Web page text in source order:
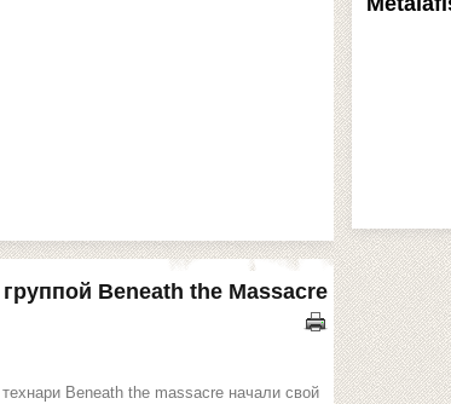
Beneath the Massacre
технари Beneath the massacre начали свой